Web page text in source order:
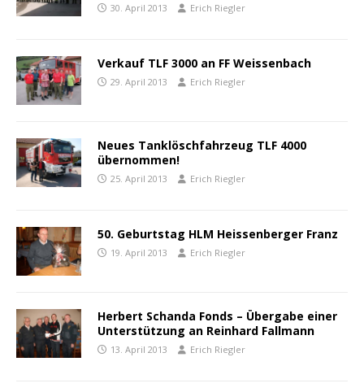
30. April 2013 Erich Riegler
Verkauf TLF 3000 an FF Weissenbach
29. April 2013 Erich Riegler
Neues Tanklöschfahrzeug TLF 4000
übernommen!
25. April 2013 Erich Riegler
50. Geburtstag HLM Heissenberger Franz
19. April 2013 Erich Riegler
Herbert Schanda Fonds – Übergabe einer
Unterstützung an Reinhard Fallmann
13. April 2013 Erich Riegler